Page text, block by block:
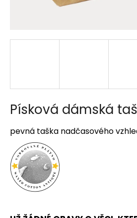
Písková dámská
pevná taška nadčasového
í
HLEDAT
D
o
p
u